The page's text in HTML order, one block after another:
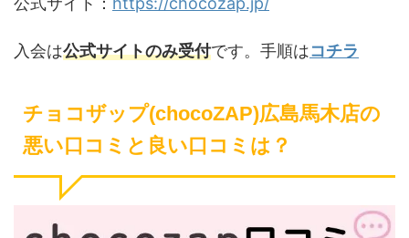
入会は公式サイトのみ受付です。手順はコチラ
チョコザップ(chocoZAP)広島馬木店の
悪い口コミと良い口コミは？